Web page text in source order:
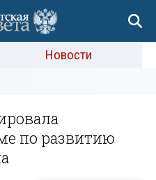
Новости
по развитию